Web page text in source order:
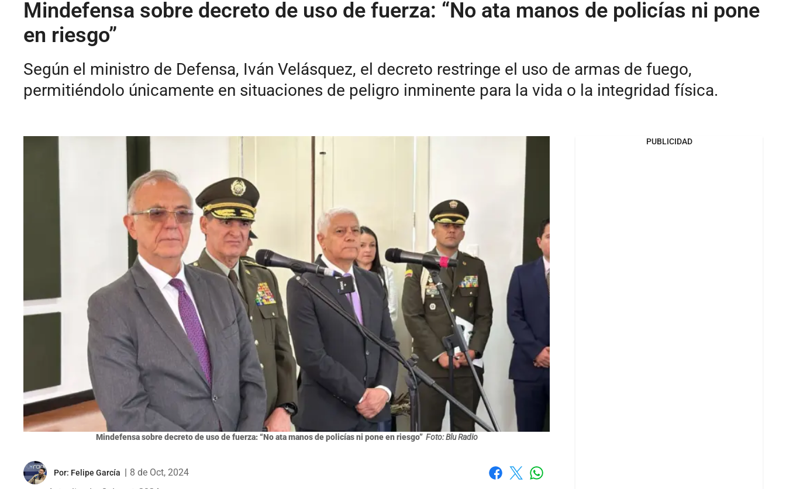
Mindefensa sobre decreto de uso de fuerza: “No ata manos de policías ni pone
en riesgo”
Según el ministro de Defensa, Iván Velásquez, el decreto restringe el uso de armas de fuego,
permitiéndolo únicamente en situaciones de peligro inminente para la vida o la integridad física.
Mindefensa sobre decreto de uso de fuerza: “No ata manos de policías ni pone en riesgo” Foto: Blu Radio
Por: Felipe García
8 de Oct, 2024
PUBLICIDAD